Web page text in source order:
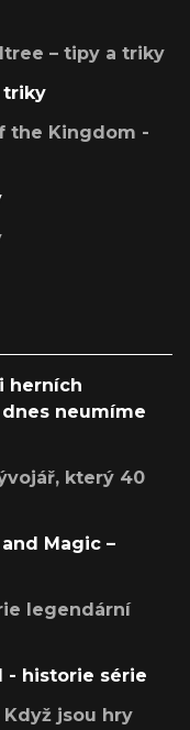
– tipy a triky
triky
the Kingdom -
herních
neumíme
který 40
Magic –
legendární
- historie série
jsou hry